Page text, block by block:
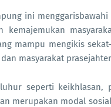
ini
mampu mengikis
masyarakat
seperti keikhlasan,
merupakan modal